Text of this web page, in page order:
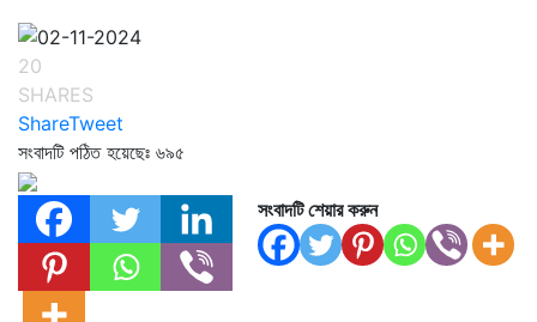
20
SHARES
ShareTweet
সংবাদটি পঠিত হয়েছেঃ ৬৯৫
সংবাদটি শেয়ার করুন